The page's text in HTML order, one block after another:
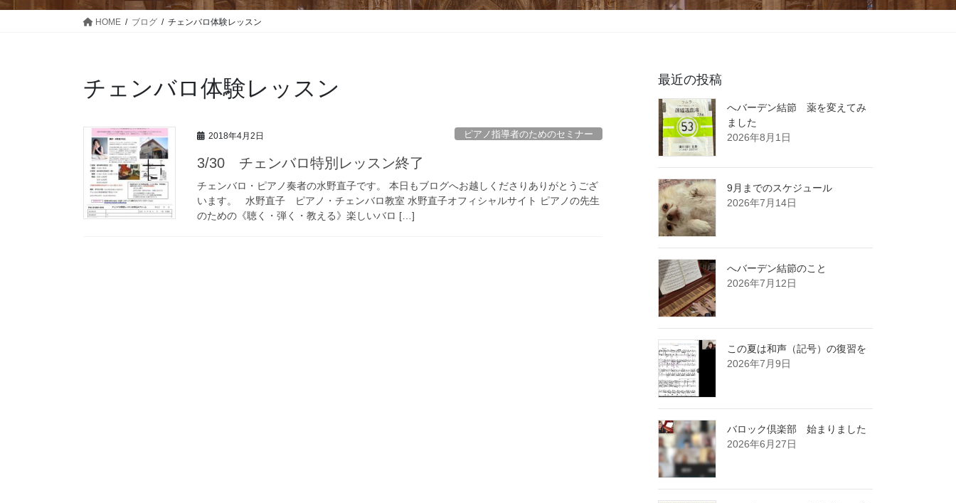
HOME ブログ チェンバロ体験レッスン
チェンバロ体験レッスン
2018年4月2日 ピアノ指導者のためのセミナー
3/30 チェンバロ特別レッスン終了
チェンバロ・ピアノ奏者の水野直子です。 本日もブログへお越しくださりありがとうござ
います。 水野直子 ピアノ・チェンバロ教室 水野直子オフィシャルサイト ピアノの先生
のための《聴く・弾く・教える》楽しいバロ […]
最近の投稿
へバーデン結節 薬を変えてみ
ました
2026年8月1日
9月までのスケジュール
2026年7月14日
へバーデン結節のこと
2026年7月12日
この夏は和声（記号）の復習を
2026年7月9日
バロック倶楽部 始まりました
2026年6月27日